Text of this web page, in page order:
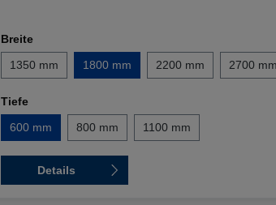
Breite
1350 mm
1800 mm 2200 mm 2700 mm
Tiefe
600 mm
800 mm 1100 mm
Details